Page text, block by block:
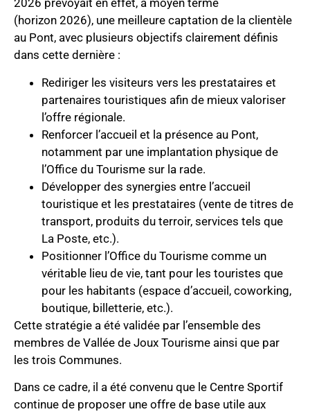
2026 prévoyait en effet, à moyen terme
(horizon 2026), une meilleure captation de la clientèle
au Pont, avec plusieurs objectifs clairement définis
dans cette dernière :
Rediriger les visiteurs vers les prestataires et
partenaires touristiques afin de mieux valoriser
l’offre régionale.
Renforcer l’accueil et la présence au Pont,
notamment par une implantation physique de
l’Office du Tourisme sur la rade.
Développer des synergies entre l’accueil
touristique et les prestataires (vente de titres de
transport, produits du terroir, services tels que
La Poste, etc.).
Positionner l’Office du Tourisme comme un
véritable lieu de vie, tant pour les touristes que
pour les habitants (espace d’accueil, coworking,
boutique, billetterie, etc.).
Cette stratégie a été validée par l’ensemble des
membres de Vallée de Joux Tourisme ainsi que par
les trois Communes.
Dans ce cadre, il a été convenu que le Centre Sportif
continue de proposer une offre de base utile aux